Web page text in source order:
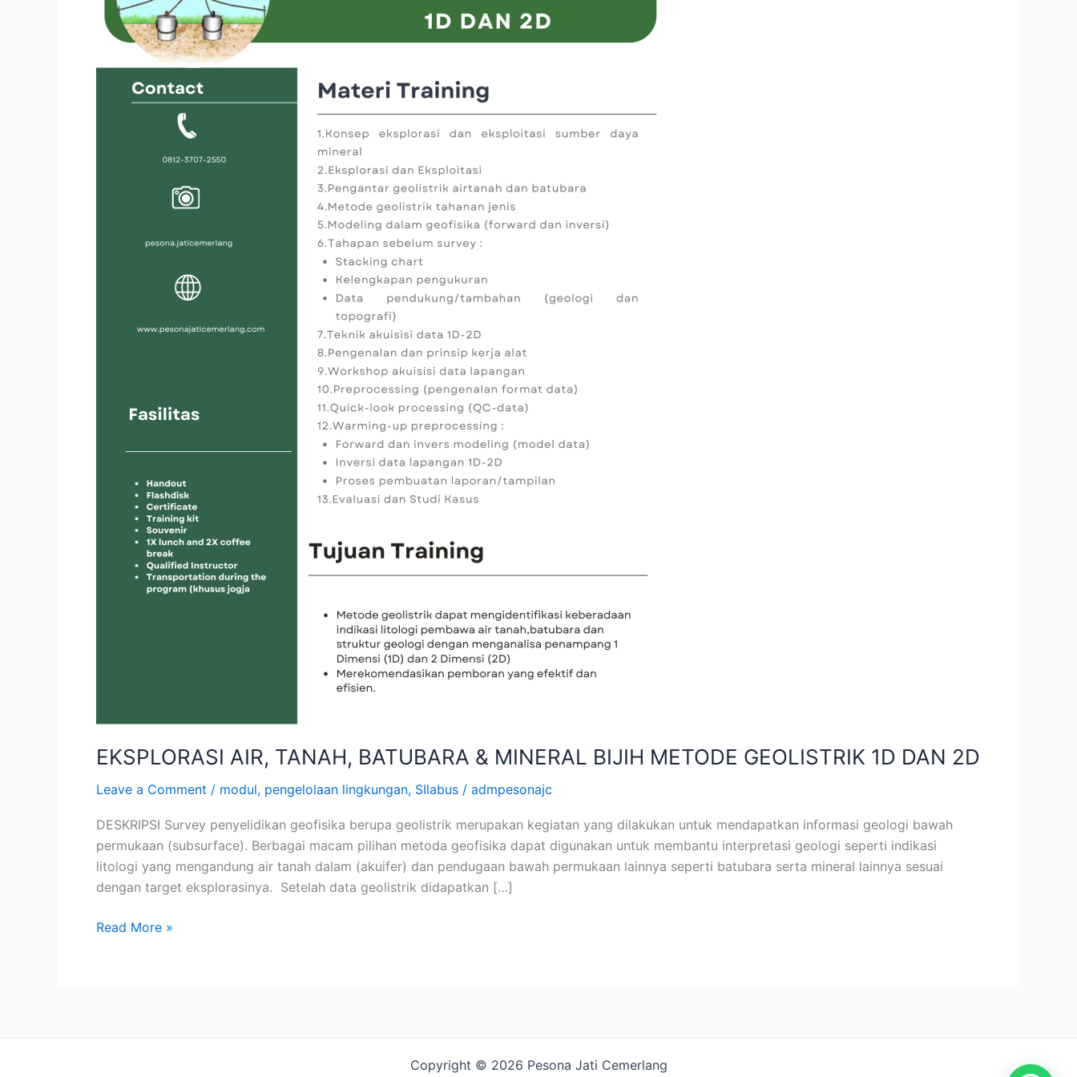
EKSPLORASI AIR, TANAH, BATUBARA & MINERAL BIJIH METODE GEOLISTRIK 1D DAN 2D
Leave a Comment / modul, pengelolaan lingkungan, SIlabus / admpesonajc
DESKRIPSI Survey penyelidikan geofisika berupa geolistrik merupakan kegiatan yang dilakukan untuk mendapatkan informasi geologi bawah
permukaan (subsurface). Berbagai macam pilihan metoda geofisika dapat digunakan untuk membantu interpretasi geologi seperti indikasi
litologi yang mengandung air tanah dalam (akuifer) dan pendugaan bawah permukaan lainnya seperti batubara serta mineral lainnya sesuai
dengan target eksplorasinya. Setelah data geolistrik didapatkan […]
MINERAL
BIJIH
METODE
GEOLISTRIK
Read More »
Copyright © 2026 Pesona Jati Cemerlang